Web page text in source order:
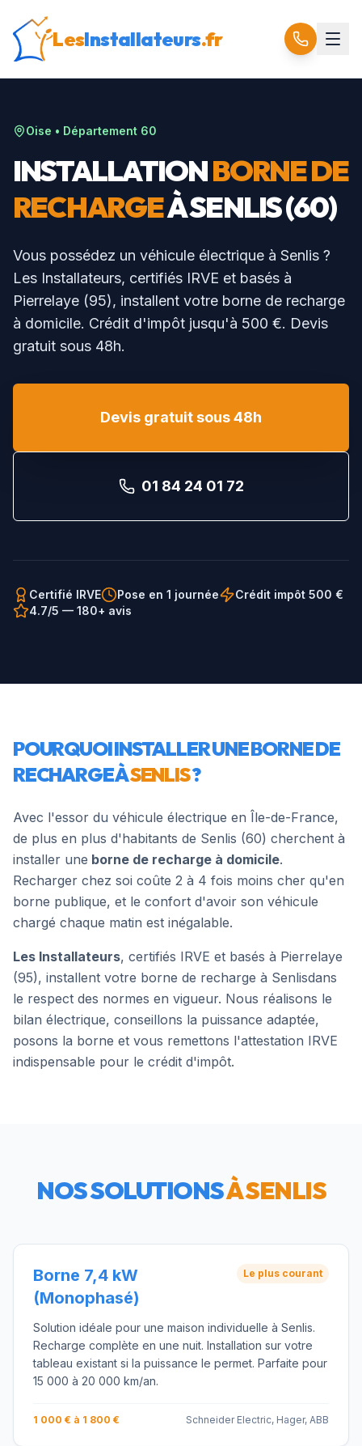
LesInstallateurs.fr
Oise • Département 60
INSTALLATIONBORNE DE
RECHARGEÀSENLIS(60)
Vous possédez un véhicule électrique à Senlis ?
Les Installateurs, certifiés IRVE et basés à
Pierrelaye (95), installent votre borne de recharge
à domicile. Crédit d'impôt jusqu'à 500 €. Devis
gratuit sous 48h.
Devis gratuit sous 48h
01 84 24 01 72
Certifié IRVE Pose en 1 journée
Crédit impôt 500 €
4.7/5 — 180+ avis
POURQUOI INSTALLER UNE BORNE DE
RECHARGE ÀSENLIS?
Avec l'essor du véhicule électrique en Île-de-France,
de plus en plus d'habitants de Senlis (60) cherchent à
installer une borne de recharge à domicile.
Recharger chez soi coûte 2 à 4 fois moins cher qu'en
borne publique, et le confort d'avoir son véhicule
chargé chaque matin est inégalable.
Les Installateurs, certifiés IRVE et basés à Pierrelaye
(95), installent votre borne de recharge à Senlisdans
le respect des normes en vigueur. Nous réalisons le
bilan électrique, conseillons la puissance adaptée,
posons la borne et vous remettons l'attestation IRVE
indispensable pour le crédit d'impôt.
NOS SOLUTIONSÀSENLIS
Borne 7,4 kW
(Monophasé)
Le plus courant
Solution idéale pour une maison individuelle à Senlis.
Recharge complète en une nuit. Installation sur votre
tableau existant si la puissance le permet. Parfaite pour
15 000 à 20 000 km/an.
1 000 € à 1 800 € Schneider Electric, Hager, ABB